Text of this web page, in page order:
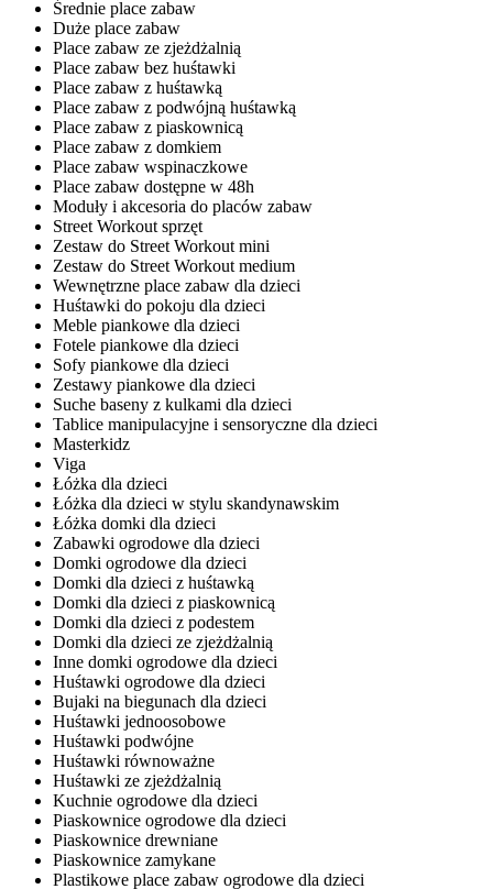
Średnie place zabaw
Duże place zabaw
Place zabaw ze zjeżdżalnią
Place zabaw bez huśtawki
Place zabaw z huśtawką
Place zabaw z podwójną huśtawką
Place zabaw z piaskownicą
Place zabaw z domkiem
Place zabaw wspinaczkowe
Place zabaw dostępne w 48h
Moduły i akcesoria do placów zabaw
Street Workout sprzęt
Zestaw do Street Workout mini
Zestaw do Street Workout medium
Wewnętrzne place zabaw dla dzieci
Huśtawki do pokoju dla dzieci
Meble piankowe dla dzieci
Fotele piankowe dla dzieci
Sofy piankowe dla dzieci
Zestawy piankowe dla dzieci
Suche baseny z kulkami dla dzieci
Tablice manipulacyjne i sensoryczne dla dzieci
Masterkidz
Viga
Łóżka dla dzieci
Łóżka dla dzieci w stylu skandynawskim
Łóżka domki dla dzieci
Zabawki ogrodowe dla dzieci
Domki ogrodowe dla dzieci
Domki dla dzieci z huśtawką
Domki dla dzieci z piaskownicą
Domki dla dzieci z podestem
Domki dla dzieci ze zjeżdżalnią
Inne domki ogrodowe dla dzieci
Huśtawki ogrodowe dla dzieci
Bujaki na biegunach dla dzieci
Huśtawki jednoosobowe
Huśtawki podwójne
Huśtawki równoważne
Huśtawki ze zjeżdżalnią
Kuchnie ogrodowe dla dzieci
Piaskownice ogrodowe dla dzieci
Piaskownice drewniane
Piaskownice zamykane
Plastikowe place zabaw ogrodowe dla dzieci